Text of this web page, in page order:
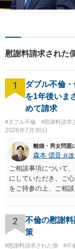
慰謝料請求された
1
ダブル不倫
を1年後いま
めて請求
#ダブル不倫 #慰謝料請求
2026年7月30日
離婚・男女問題
森本 偲音 弁護
ご相談事項について
にしていただき、ご
をご持参の上、ご相
される可能性はある
やり取り等の経緯、
の 金銭であったと
切関与しないなら
2
不倫の慰謝
策
#慰謝料請求された側 #不